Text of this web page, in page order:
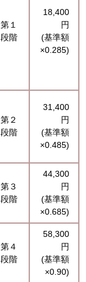
第１
段階
18,400
円
(基準額
×0.285)
第２
段階
31,400
円
(基準額
×0.485)
第３
段階
44,300
円
(基準額
×0.685)
第４
段階
58,300
円
(基準額
×0.90)